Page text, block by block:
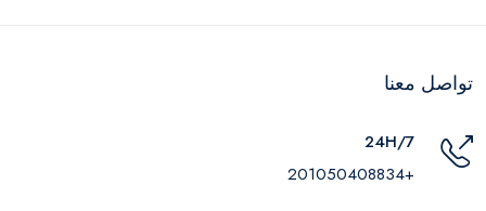
تواصل معنا
24H/7
+201050408834